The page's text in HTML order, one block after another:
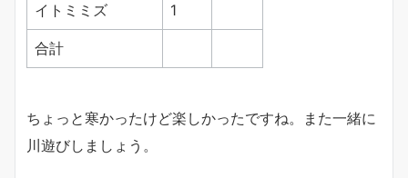
イトミミズ 1
合計
ちょっと寒かったけど楽しかったですね。また一緒に
川遊びしましょう。